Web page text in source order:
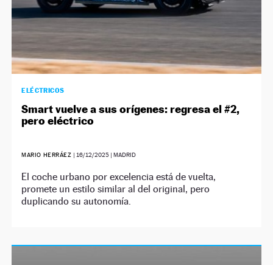
ELÉCTRICOS
Smart vuelve a sus orígenes: regresa el #2,
pero eléctrico
MARIO HERRÁEZ | 16/12/2025 | MADRID
El coche urbano por excelencia está de vuelta,
promete un estilo similar al del original, pero
duplicando su autonomía.